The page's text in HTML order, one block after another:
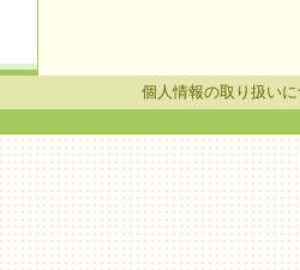
個人情報の取り扱い